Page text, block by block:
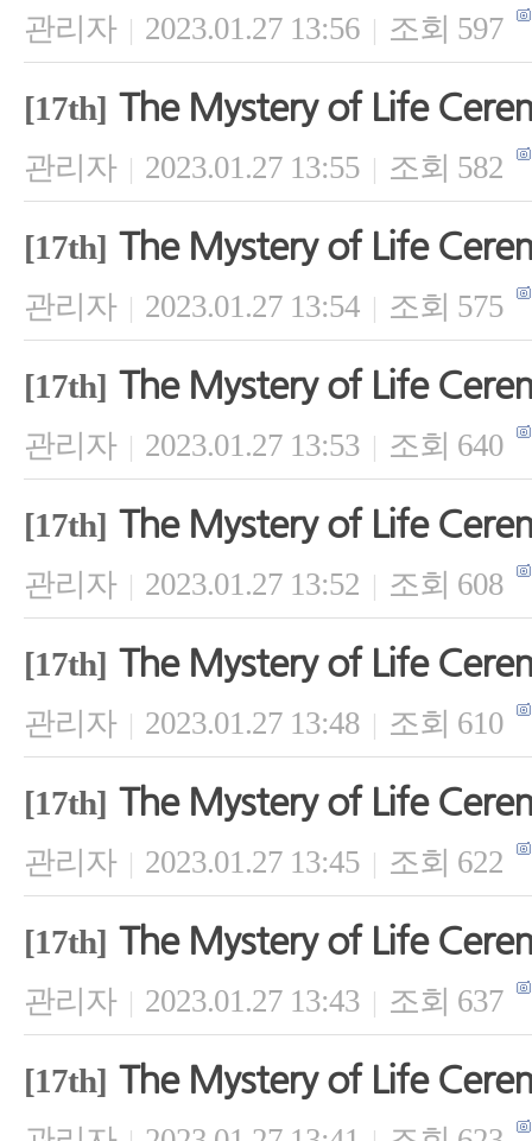
관리자 | 2023.01.27 13:56 | 조회 597
[17th] The Mystery of Life
관리자 | 2023.01.27 13:55 | 조회 582
[17th] The Mystery of Life
관리자 | 2023.01.27 13:54 | 조회 575
[17th] The Mystery of Life
관리자 | 2023.01.27 13:53 | 조회 640
[17th] The Mystery of Life
관리자 | 2023.01.27 13:52 | 조회 608
[17th] The Mystery of Life
관리자 | 2023.01.27 13:48 | 조회 610
[17th] The Mystery of Life
관리자 | 2023.01.27 13:45 | 조회 622
[17th] The Mystery of Life
관리자 | 2023.01.27 13:43 | 조회 637
[17th] The Mystery of Life